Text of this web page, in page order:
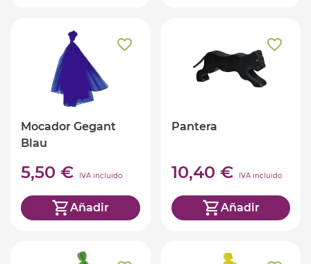
Mocador Gegant
Blau
5,50 € IVA incluido
Añadir
Pantera
10,40 € IVA incluido
Añadir